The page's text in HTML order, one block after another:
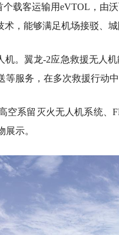
载客运输用eVTOL，由
，能够满足机场接驳、城
。翼龙-2应急救援无人
服务，在多次救援行动中
空系留灭火无人机系统、
示。